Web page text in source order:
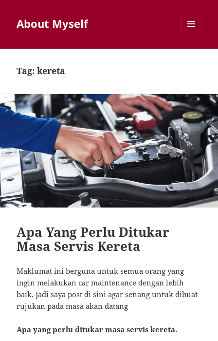
About Myself
Tag:kereta
Apa Yang Perlu Ditukar
Masa Servis Kereta
Maklumat ini berguna untuk semua orang yang
ingin melakukan car maintenance dengan lebih
baik. Jadi saya post di sini agar senang untuk dibuat
rujukan pada masa akan datang
Apa yang perlu ditukar masa servis kereta.